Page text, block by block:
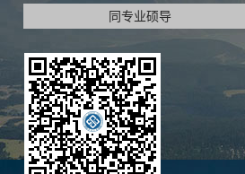
同专业硕导